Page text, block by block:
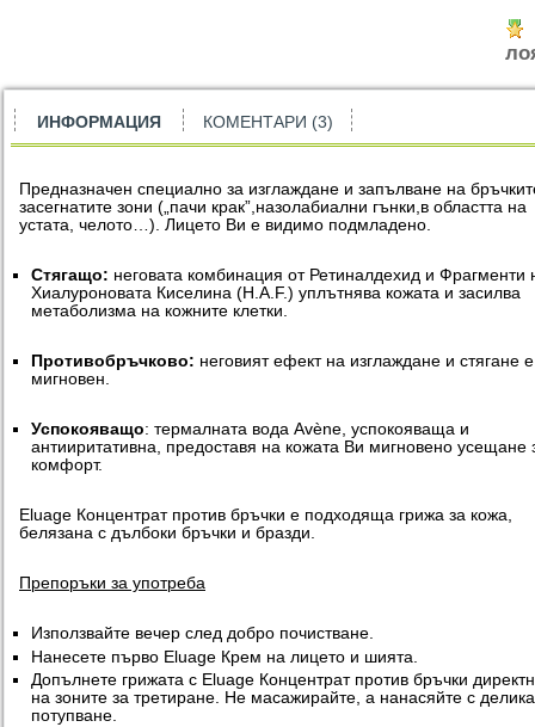
ИНФОРМАЦИЯ КОМЕНТАРИ (3)
Предназначен специално за изглаждане и запълване на
засегнатите зони („пачи крак”,назолабиални гънки,в областта на
устата, челото…). Лицето Ви е видимо подмладено.
Стягащо: неговата комбинация от Ретиналдехид и Фрагменти
Хиалуроновата Киселина (H.A.F.) уплътнява кожата и засилва
метаболизма на кожните клетки.
Противобръчково: неговият ефект на изглаждане и стягане е
мигновен.
Успокояващо: термалната вода Avène, успокояваща и
антииритативна, предоставя на кожата Ви мигновено усещане
комфорт.
Eluage Концентрат против бръчки е подходяща грижа за кожа,
белязана с дълбоки бръчки и бразди.
Препоръки за употреба
Използвайте вечер след добро почистване.
Нанесете първо Eluage Крем на лицето и шията.
Допълнете грижата с Eluage Концентрат против бръчки
на зоните за третиране. Не масажирайте, а нанасяйте с
потупване.